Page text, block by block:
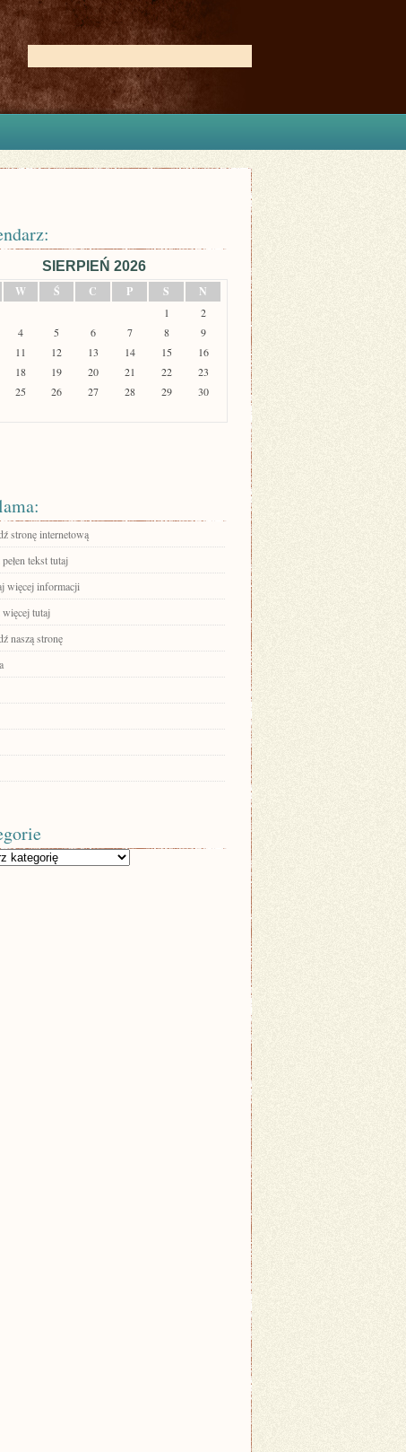
SIERPIEŃ 2026
W Ś C P S N
1
2
4 5 6 7 8
9
11 12 13 14 15
16
18 19 20 21 22
23
25 26 27 28 29
30
stronę internetową
tekst tutaj
więcej informacji
więcej tutaj
naszą stronę